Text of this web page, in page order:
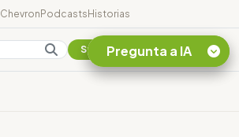
PodcastsHistorias
SuscribirsePregunta a IA